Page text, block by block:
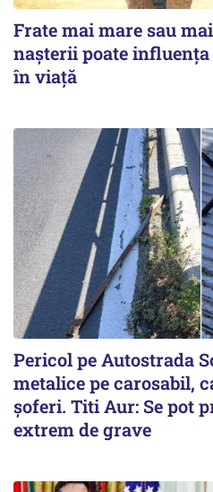
Frate mai mare sau
nașterii poate
în viață
Pericol pe Autostrada
metalice pe carosabil,
șoferi. Titi Aur: Se pot
extrem de grave